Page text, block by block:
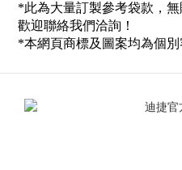
*此為大量訂製參考袋款，
歡迎聯絡我們洽詢！
*本網頁商標及圖案均為個